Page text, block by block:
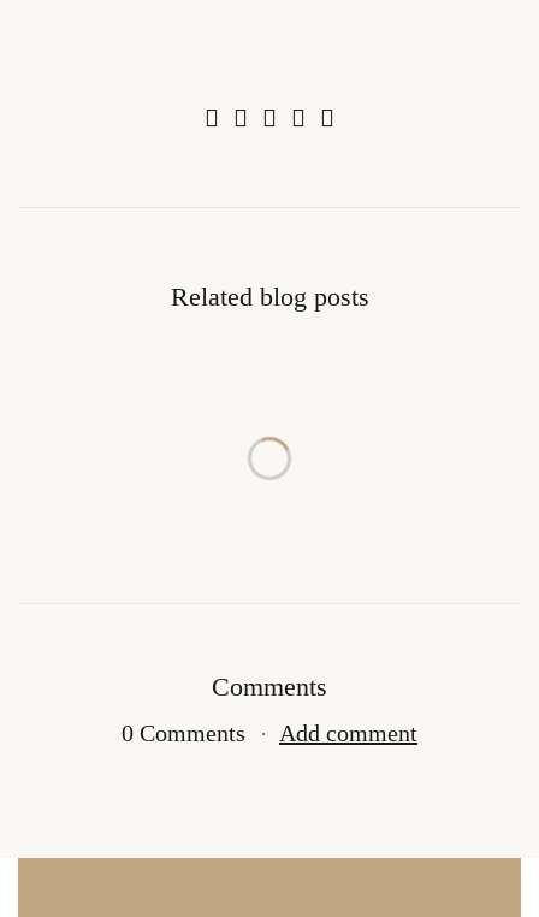
Related blog posts
Comments
0 Comments Add comment